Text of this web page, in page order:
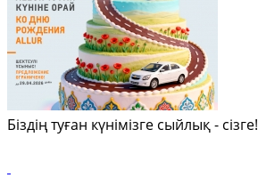
Біздің туған күнімізге сыйлық - сізге!